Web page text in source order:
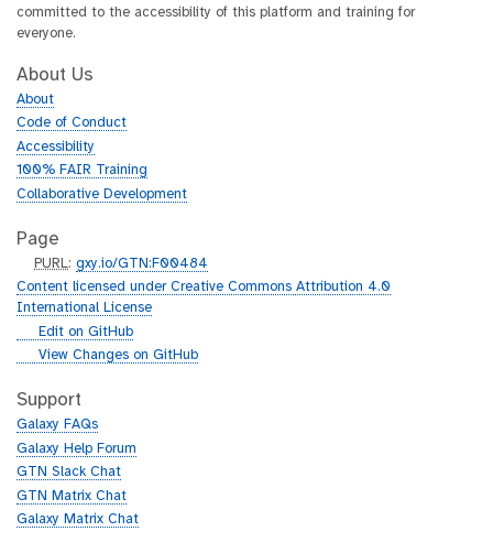
committed to the accessibility of this platform and training for
everyone.
About Us
About
Code of Conduct
Accessibility
100% FAIR Training
Collaborative Development
Page
p
u
r
PURL :gxy.io/GTN:F00484
Content licensed under Creative Commons Attribution 4.0
International License
g
h
b
Edit on GitHub
g
t
h
b
View Changes on GitHub
Support
Galaxy FAQs
Galaxy Help Forum
GTN Slack Chat
GTN Matrix Chat
Galaxy Matrix Chat